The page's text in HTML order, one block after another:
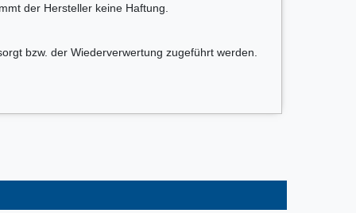
der Hersteller keine Haftung.
bzw. der Wiederverwertung zugeführt werden.